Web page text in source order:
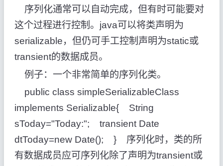
序列化通常可以自动完成，但有时可能要对
这个过程进行控制。java可以将类声明为
serializable，但仍可手工控制声明为static或
transient的数据成员。
例子：一个非常简单的序列化类。
public class simpleSerializableClass
implements Serializable{ String
sToday="Today:"; transient Date
dtToday=new Date(); } 序列化时，类的所
有数据成员应可序列化除了声明为transient或